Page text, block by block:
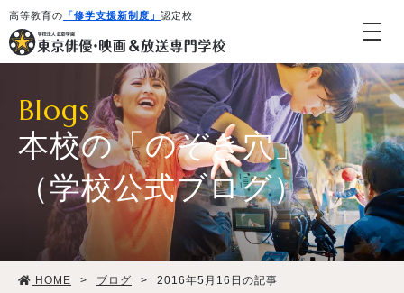
高等教育の 「修学支援新制度」 認定校
学校紹介・教育システム
Blogs
本校の「のぞき穴」
（学校公式ブログ）
HOME > ブログ > 2016年5月16日の記事